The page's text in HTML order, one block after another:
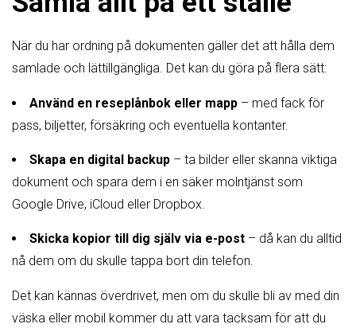
När du har ordning på dokumenten gäller det att hålla dem
samlade och lättillgängliga. Det kan du göra på flera sätt:
Använd en reseplånbok eller mapp – med fack för
pass, biljetter, försäkring och eventuella kontanter.
Skapa en digital backup – ta bilder eller skanna viktiga
dokument och spara dem i en säker molntjänst som
Google Drive, iCloud eller Dropbox.
Skicka kopior till dig själv via e-post – då kan du alltid
nå dem om du skulle tappa bort din telefon.
Det kan kännas överdrivet, men om du skulle bli av med din
väska eller mobil kommer du att vara tacksam för att du